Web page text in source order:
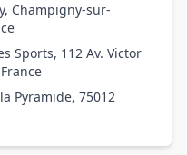
Champigny-sur-
Sports, 112 Av. Victor
Pyramide, 75012